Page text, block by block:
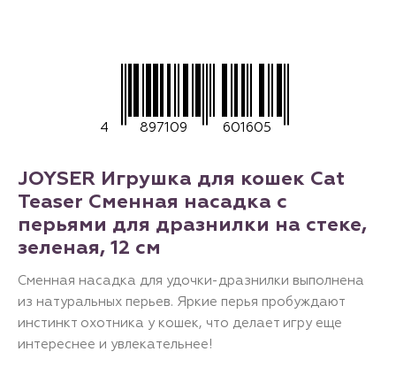
4 897109 601605
JOYSER Игрушка для кошек Cat
Teaser Сменная насадка с
перьями для дразнилки на стеке,
зеленая, 12 см
Сменная насадка для удочки-дразнилки выполнена
из натуральных перьев. Яркие перья пробуждают
инстинкт охотника у кошек, что делает игру еще
интереснее и увлекательнее!